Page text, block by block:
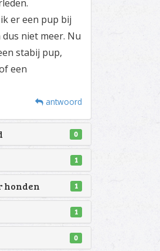
er een pup bij
niet meer. Nu
stabij pup,
een
antwoord
0
1
honden 1
1
0